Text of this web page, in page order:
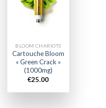
Add to
wishlist
BLOOM CHARIOTS
Cartouche Bloom
« Green Crack »
(1000mg)
€25.00